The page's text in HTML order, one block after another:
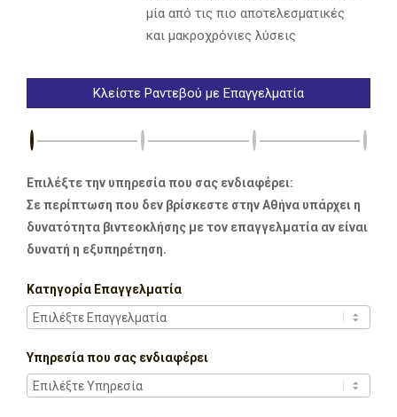
μία από τις πιο αποτελεσματικές
και μακροχρόνιες λύσεις
Κλείστε Ραντεβού με Επαγγελματία
Επιλέξτε την υπηρεσία που σας ενδιαφέρει:
Σε περίπτωση που δεν βρίσκεστε στην Αθήνα υπάρχει η
δυνατότητα βιντεοκλήσης με τον επαγγελματία αν είναι
δυνατή η εξυπηρέτηση.
Κατηγορία Επαγγελματία
Υπηρεσία που σας ενδιαφέρει